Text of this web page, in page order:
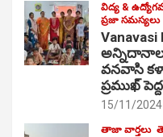
విద్య &
ప్రజా సమస్యలు
Vanavasi
అన్నిదానాల
వనవాసి
ప్రముఖ్
15/11/2024
తాజా వార్తలు